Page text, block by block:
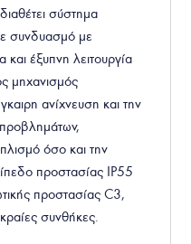
σύστημα
συνδυασμό με
έξυπνη λειτουργία
μηχανισμός
ανίχνευση και την
προβλημάτων,
όσο και την
προστασίας IP55
προστασίας C3,
συνθήκες.